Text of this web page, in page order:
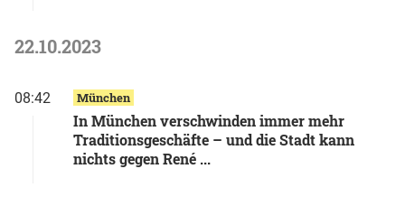
22.10.2023
08:42 München
In München verschwinden immer mehr
Traditionsgeschäfte – und die Stadt kann
nichts gegen René ...